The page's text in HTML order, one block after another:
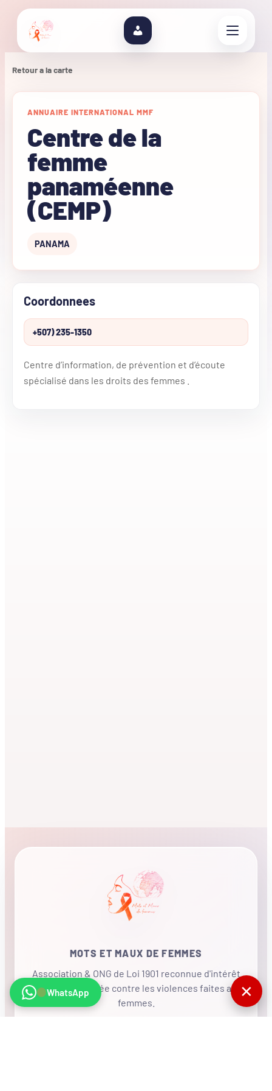
Retour a la carte
ANNUAIRE INTERNATIONAL MMF
Centre de la
femme
panaméenne
(CEMP)
PANAMA
Coordonnees
+507) 235-1350
Centre d’information, de prévention et d’écoute
spécialisé dans les droits des femmes .
MOTS ET MAUX DE FEMMES
Association & ONG de Loi 1901 reconnue d'intérêt
général, mobilisée contre les violences faites aux
femmes.
WhatsApp ✕